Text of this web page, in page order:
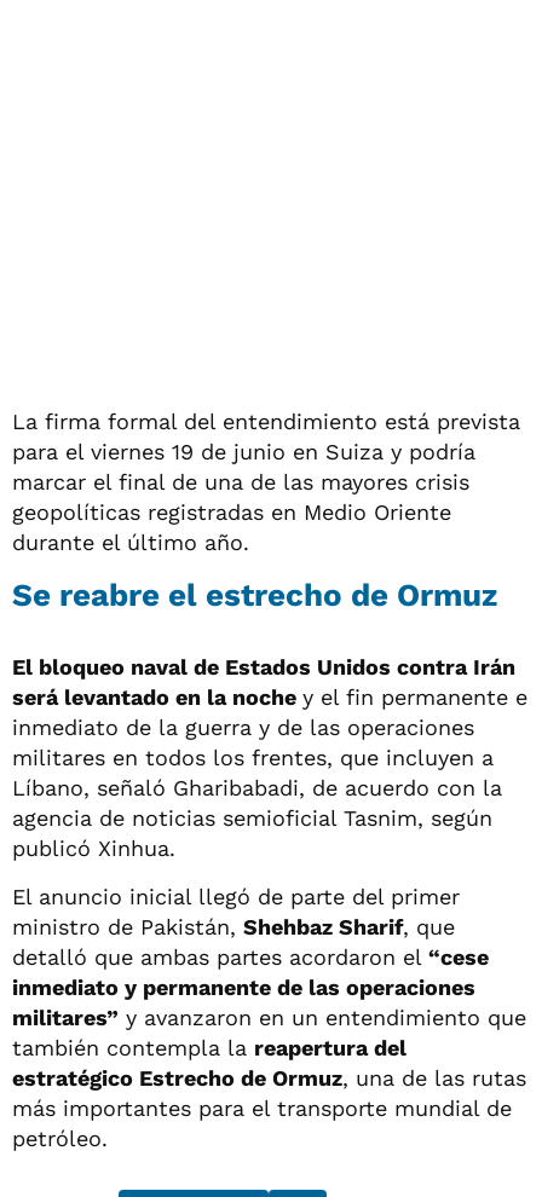
La firma formal del entendimiento está prevista
para el viernes 19 de junio en Suiza y podría
marcar el final de una de las mayores crisis
geopolíticas registradas en Medio Oriente
durante el último año.
Se reabre el estrecho de Ormuz
El bloqueo naval de Estados Unidos contra Irán
será levantado en la noche y el fin permanente e
inmediato de la guerra y de las operaciones
militares en todos los frentes, que incluyen a
Líbano, señaló Gharibabadi, de acuerdo con la
agencia de noticias semioficial Tasnim, según
publicó Xinhua.
El anuncio inicial llegó de parte del primer
ministro de Pakistán, Shehbaz Sharif, que
detalló que ambas partes acordaron el “cese
inmediato y permanente de las operaciones
militares” y avanzaron en un entendimiento que
también contempla la reapertura del
estratégico Estrecho de Ormuz, una de las rutas
más importantes para el transporte mundial de
petróleo.